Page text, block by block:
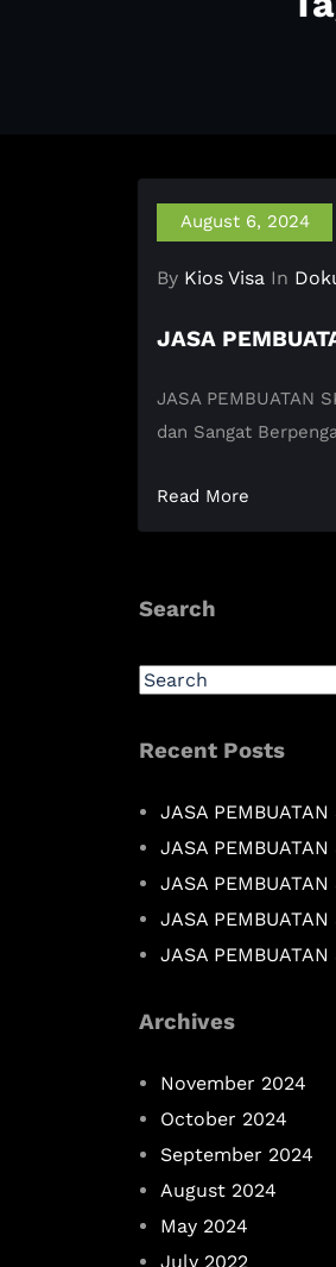
August 6, 2024
By Kios Visa In
JASA
JASA PEMBUATAN
dan Sangat
Read More
Search
Recent Posts
JASA
JASA
JASA
JASA
JASA
Archives
November 2024
October 2024
September 2024
August 2024
May 2024
July 2022